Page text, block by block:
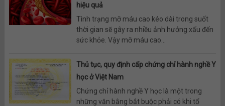
hiệu quả
Tình trạng mỡ máu cao kéo dài trong suốt
thời gian sẽ gây ra nhiều ảnh hưởng xấu đến
sức khỏe. Vậy mỡ máu cao...
Thủ tục, quy định cấp chứng chỉ hành nghề Y
học ở Việt Nam
Chứng chỉ hành nghề Y học là một trong
những văn bằng bắt buộc phải có khi tổ